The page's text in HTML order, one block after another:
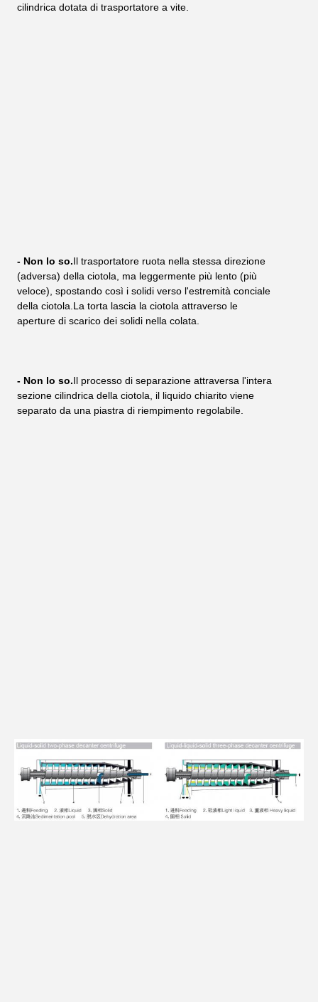
cilindrica dotata di trasportatore a vite.
- Non lo so.Il trasportatore ruota nella stessa direzione
(adversa) della ciotola, ma leggermente più lento (più
veloce), spostando così i solidi verso l'estremità conciale
della ciotola.La torta lascia la ciotola attraverso le
aperture di scarico dei solidi nella colata.
- Non lo so.Il processo di separazione attraversa l'intera
sezione cilindrica della ciotola, il liquido chiarito viene
separato da una piastra di riempimento regolabile.